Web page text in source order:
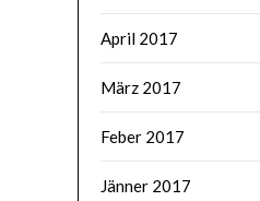
April 2017
März 2017
Feber 2017
Jänner 2017